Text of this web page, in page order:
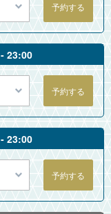
23:00
23:00